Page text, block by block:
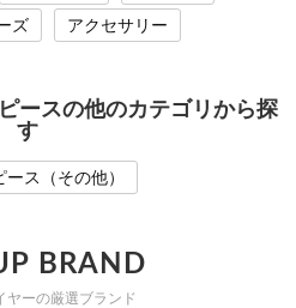
ズ アクセサリー
ースの他のカテゴリから探
す
ース（その他）
BRAND
ヤーの厳選ブランド